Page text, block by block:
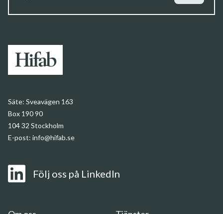
Säte: Sveavägen 163
Box 190 90
104 32 Stockholm
E-post: info@hifab.se
Följ oss på LinkedIn
oss